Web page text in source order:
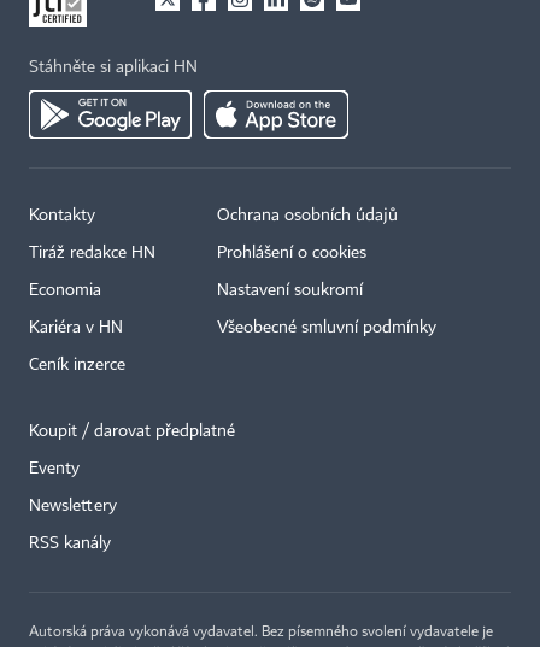
Stáhněte si aplikaci HN
Kontakty
Tiráž redakce HN
Economia
Kariéra v HN
Ceník inzerce
Ochrana osobních údajů
Prohlášení o cookies
Nastavení soukromí
Všeobecné smluvní podmínky
Koupit / darovat předplatné
Eventy
Newslettery
RSS kanály
Autorská práva vykonává vydavatel. Bez písemného svolení vydavatele je